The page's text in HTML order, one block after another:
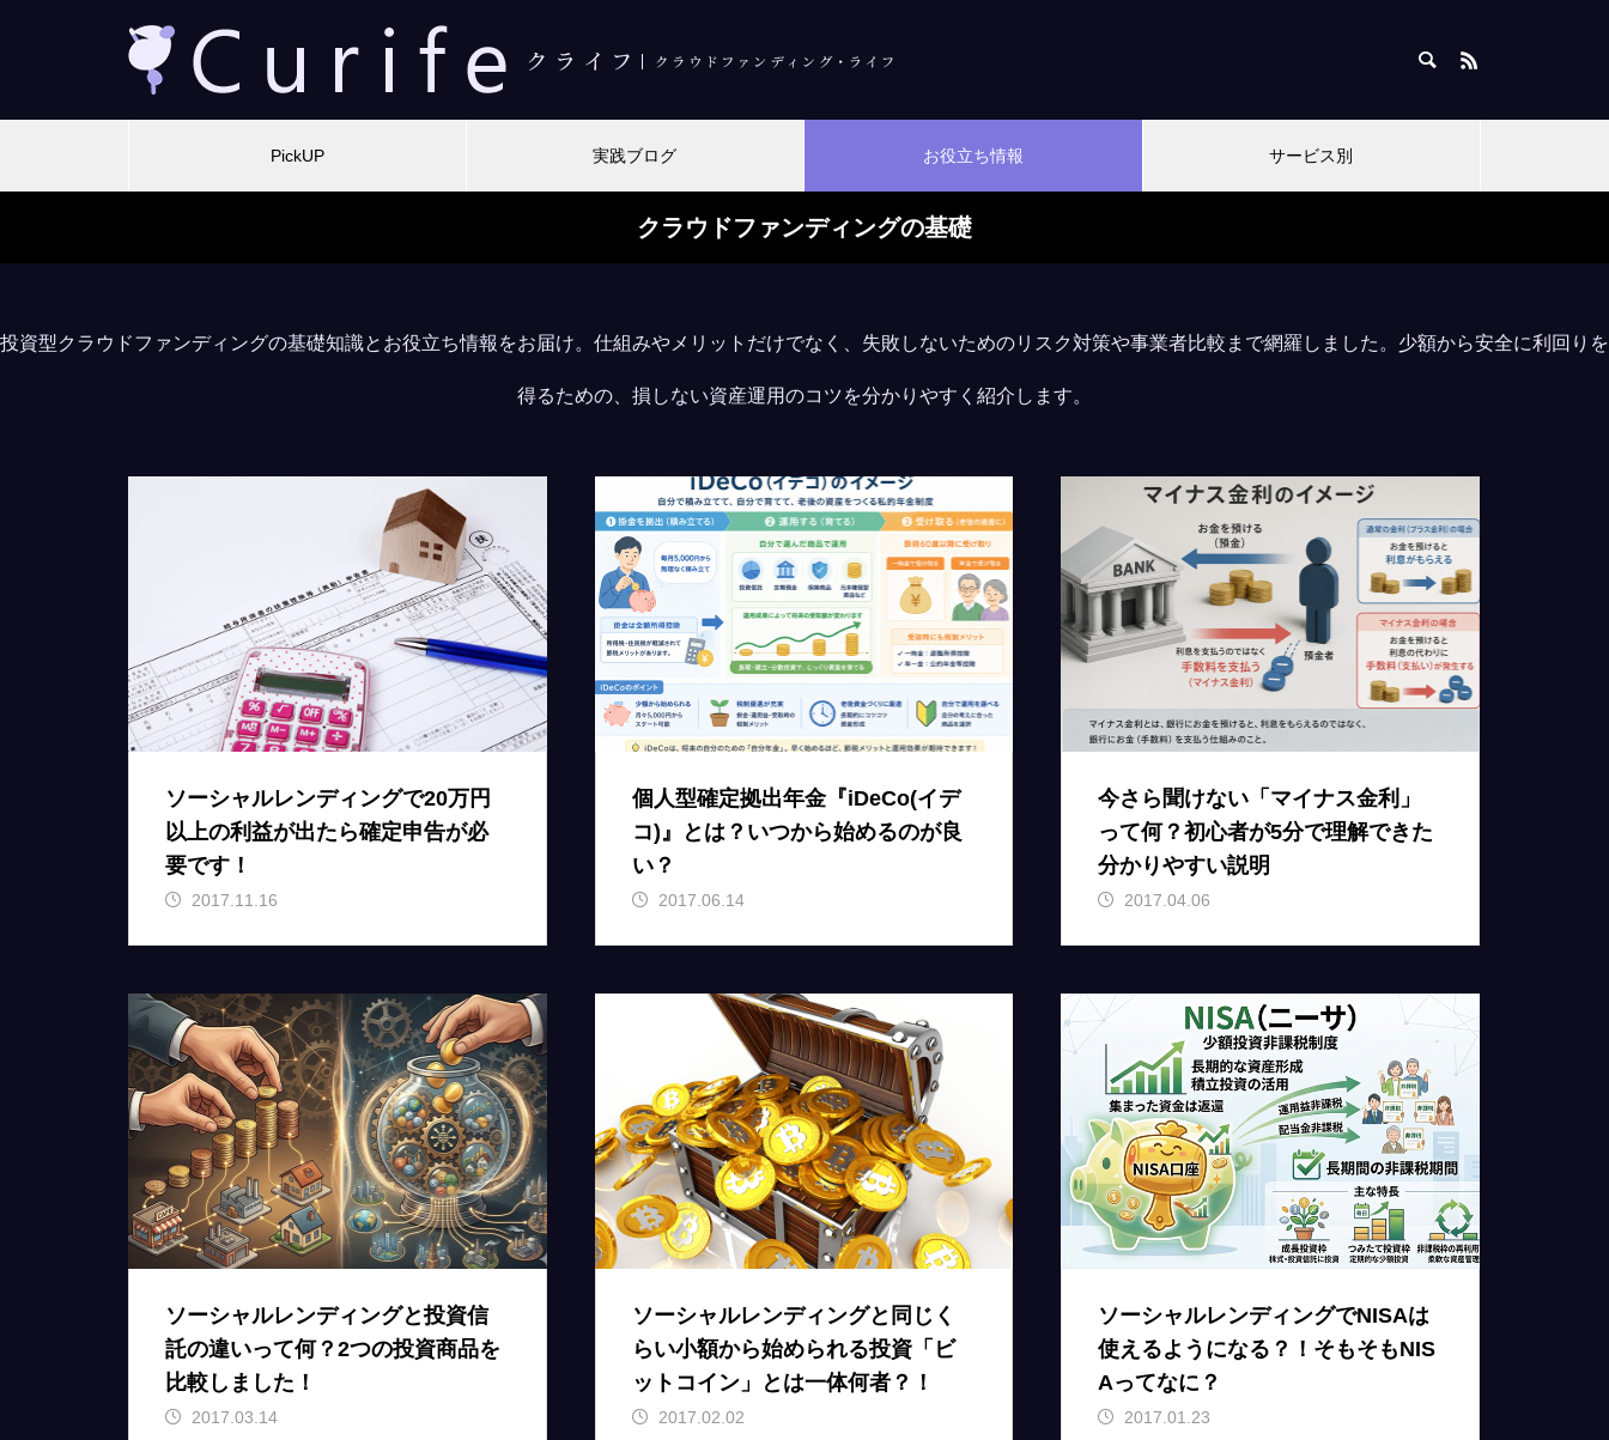
PickUP 実践ブログ お役立ち情報 サービス別
クラウドファンディングの基礎
投資型クラウドファンディングの基礎知識とお役立ち情報をお届け。仕組みやメリットだけでなく、失敗しないためのリスク対策や事業者比較まで網羅しました。少額から安全に利回りを
得るための、損しない資産運用のコツを分かりやすく紹介します。
ソーシャルレンディングで20万円
以上の利益が出たら確定申告が必
要です！
2017.11.16
個人型確定拠出年金『iDeCo(イデ
コ)』とは？いつから始めるのが良
い？
2017.06.14
今さら聞けない「マイナス金利」
って何？初心者が5分で理解できた
分かりやすい説明
2017.04.06
ソーシャルレンディングと投資信
託の違いって何？2つの投資商品を
比較しました！
2017.03.14
ソーシャルレンディングと同じく
らい小額から始められる投資「ビ
ットコイン」とは一体何者？！
2017.02.02
ソーシャルレンディングでNISAは
使えるようになる？！そもそもNIS
Aってなに？
2017.01.23